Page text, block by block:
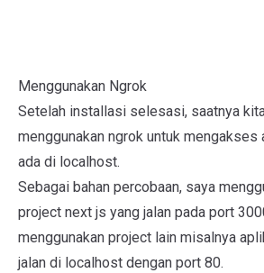
Menggunakan Ngrok
Setelah installasi selesasi, saatnya
menggunakan ngrok untuk
ada di localhost.
Sebagai bahan percobaan, saya
project next js yang jalan pada port
menggunakan project lain misalnya
jalan di localhost dengan port 80.